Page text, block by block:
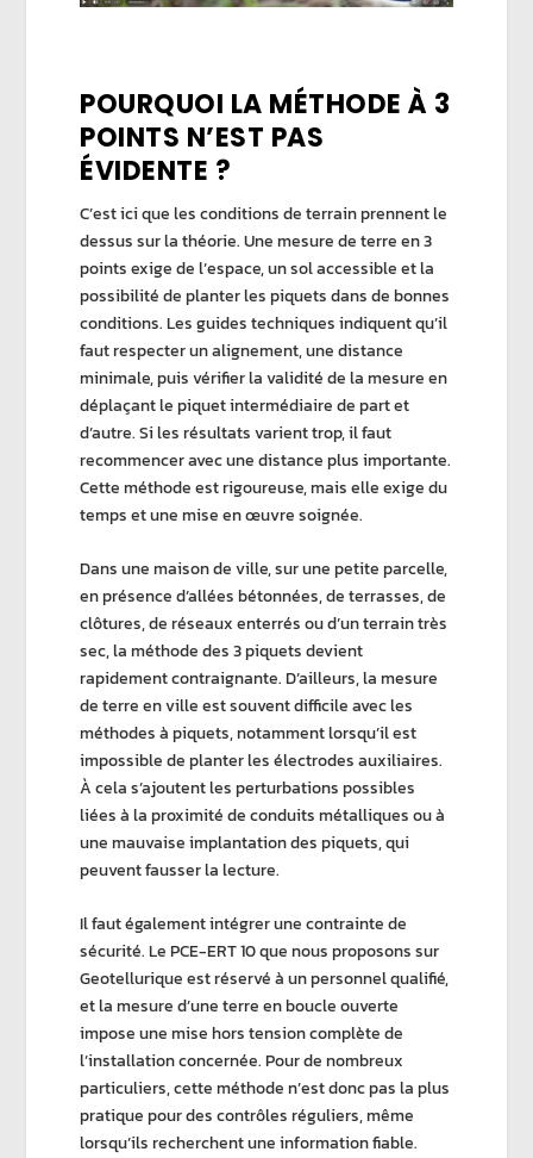
POURQUOI LA MÉTHODE À 3
POINTS N’EST PAS
ÉVIDENTE ?
C’est ici que les conditions de terrain prennent le
dessus sur la théorie. Unemesure de terre en 3
pointsexige de l’espace, un sol accessible et la
possibilité de planter les piquets dans de bonnes
conditions. Les guides techniques indiquent qu’il
faut respecter un alignement, une distance
minimale, puis vérifier lavalidité de la mesureen
déplaçant le piquet intermédiaire de part et
d’autre. Si les résultats varient trop, il faut
recommencer avec une distance plus importante.
Cette méthode est rigoureuse, mais elle exige du
temps et une mise en œuvre soignée.
Dans unemaison de ville, sur unepetite parcelle,
en présence d’allées bétonnées, de terrasses, de
clôtures, de réseaux enterrés ou d’un terrain très
sec, laméthode des 3 piquetsdevient
rapidement contraignante. D’ailleurs, lamesure
de terreen ville est souvent difficile avec les
méthodes à piquets, notamment lorsqu’il est
impossible de planter les électrodes auxiliaires.
À cela s’ajoutent les perturbations possibles
liées à laproximité de conduits métalliquesou à
une mauvaise implantation des piquets, qui
peuvent fausser la lecture.
Il faut également intégrer une contrainte de
sécurité. LePCE-ERT 10que nous proposons sur
Geotelluriqueest réservé à un personnel qualifié,
et lamesure d’une terre en boucle ouverte
impose une mise hors tension complète de
l’installation concernée. Pour de nombreux
particuliers, cette méthode n’est donc pas la plus
pratique pour des contrôles réguliers, même
lorsqu’ils recherchent une information fiable.